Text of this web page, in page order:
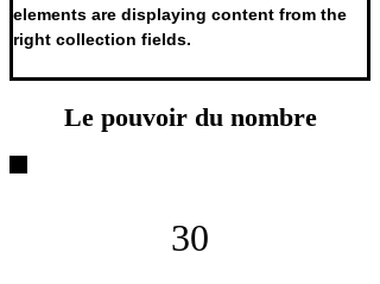
elements are displaying content from the
right collection fields.
Le pouvoir du nombre
30